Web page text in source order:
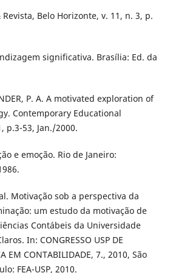
Belo Horizonte, v. 11, n. 3, p.
significativa. Brasília: Ed. da
P. A. A motivated exploration of
Contemporary Educational
p.3-53, Jan./2000.
e emoção. Rio de Janeiro:
Motivação sob a perspectiva da
um estudo da motivação de
Contábeis da Universidade
In: CONGRESSO USP DE
EM CONTABILIDADE, 7., 2010, São
FEA-USP, 2010.